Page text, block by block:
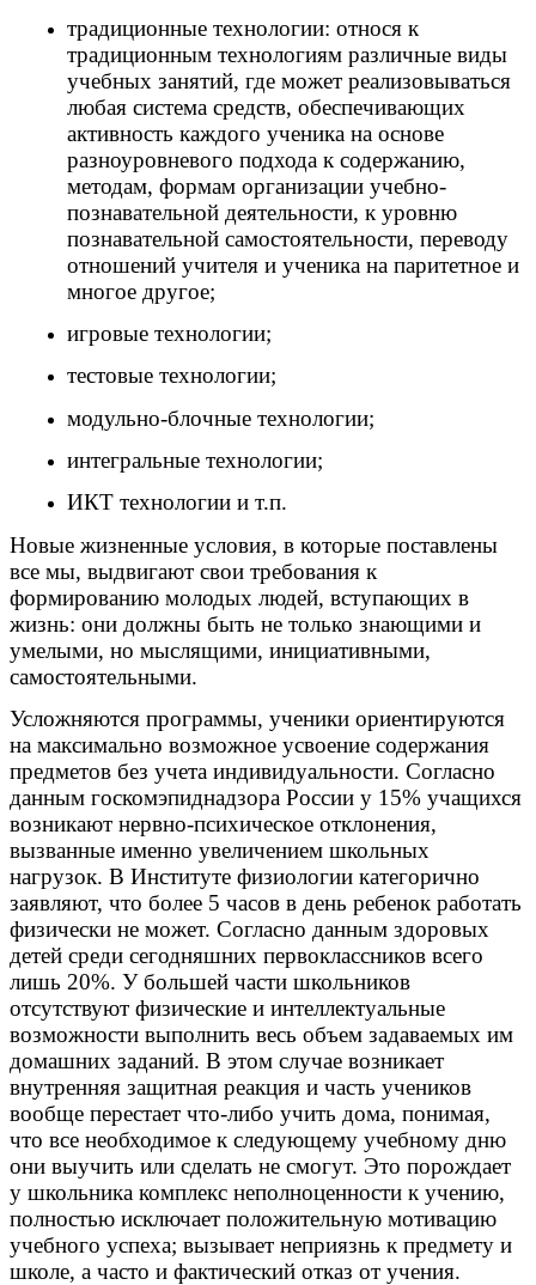
традиционные технологии: относя к
традиционным технологиям различные виды
учебных занятий, где может реализовываться
любая система средств, обеспечивающих
активность каждого ученика на основе
разноуровневого подхода к содержанию,
методам, формам организации учебно-
познавательной деятельности, к уровню
познавательной самостоятельности, переводу
отношений учителя и ученика на паритетное и
многое другое;
игровые технологии;
тестовые технологии;
модульно-блочные технологии;
интегральные технологии;
ИКТ технологии и т.п.
Новые жизненные условия, в которые поставлены
все мы, выдвигают свои требования к
формированию молодых людей, вступающих в
жизнь: они должны быть не только знающими и
умелыми, но мыслящими, инициативными,
самостоятельными.
Усложняются программы, ученики ориентируются
на максимально возможное усвоение содержания
предметов без учета индивидуальности. Согласно
данным госкомэпиднадзора России у 15% учащихся
возникают нервно-психическое отклонения,
вызванные именно увеличением школьных
нагрузок. В Институте физиологии категорично
заявляют, что более 5 часов в день ребенок работать
физически не может. Согласно данным здоровых
детей среди сегодняшних первоклассников всего
лишь 20%. У большей части школьников
отсутствуют физические и интеллектуальные
возможности выполнить весь объем задаваемых им
домашних заданий. В этом случае возникает
внутренняя защитная реакция и часть учеников
вообще перестает что-либо учить дома, понимая,
что все необходимое к следующему учебному дню
они выучить или сделать не смогут. Это порождает
у школьника комплекс неполноценности к учению,
полностью исключает положительную мотивацию
учебного успеха; вызывает неприязнь к предмету и
школе, а часто и фактический отказ от учения.